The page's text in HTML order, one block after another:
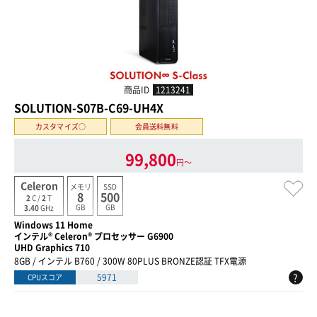
商品ID 1213241
SOLUTION-S07B-C69-UH4X
カスタマイズ○ 会員送料無料
99,800円〜
Celeron
2 C /2 T
3.40GHz
メモリ
8
GB
SSD
500
GB
Windows 11 Home
インテル® Celeron® プロセッサー G6900
UHD Graphics 710
8GB / インテル B760 / 300W 80PLUS BRONZE認証 TFX電源
CPUスコア 5971 ?